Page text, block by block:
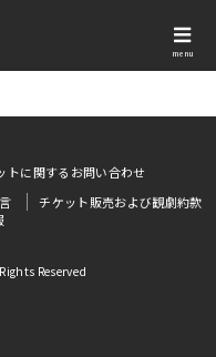
menu
トに関するお問い合わせ
チケット販売および観劇約款
Reserved